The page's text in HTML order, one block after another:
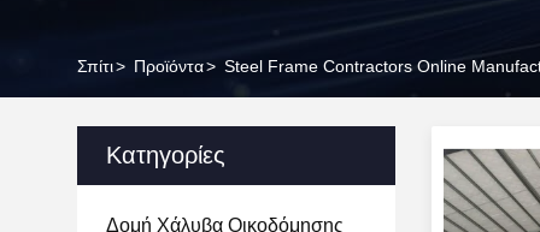
Σπίτι> Προϊόντα> Steel Frame Contractors Online
Κατηγορίες
Δομή Χάλυβα Οικοδόμησης